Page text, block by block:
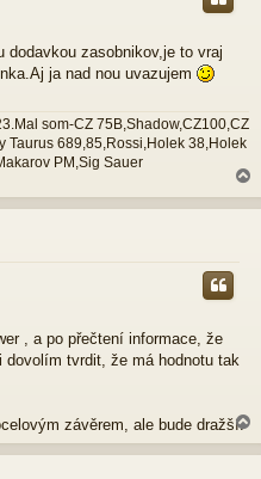
dodavkou zasobnikov,je to vraj
ja nad nou uvazujem
som-CZ 75B,Shadow,CZ100,CZ
Taurus 689,85,Rossi,Holek 38,Holek
PM,Sig Sauer
a
h
, a po přečtení informace, že
tvrdit, že má hodnotu tak
závěrem, ale bude dražší.
a
h